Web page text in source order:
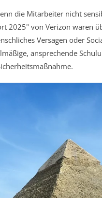
die Mitarbeiter nicht
2025" von Verizon waren
Versagen oder
ansprechende